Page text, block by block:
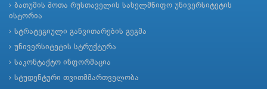
ბათუმის შოთა რუსთაველის სახელმწიფო უნივერსიტეტის
ისტორია
სტრატეგიული განვითარების გეგმა
უნივერსიტეტის სტრუქტურა
საკონტაქტო ინფორმაცია
სტუდენტური თვითმმართველობა